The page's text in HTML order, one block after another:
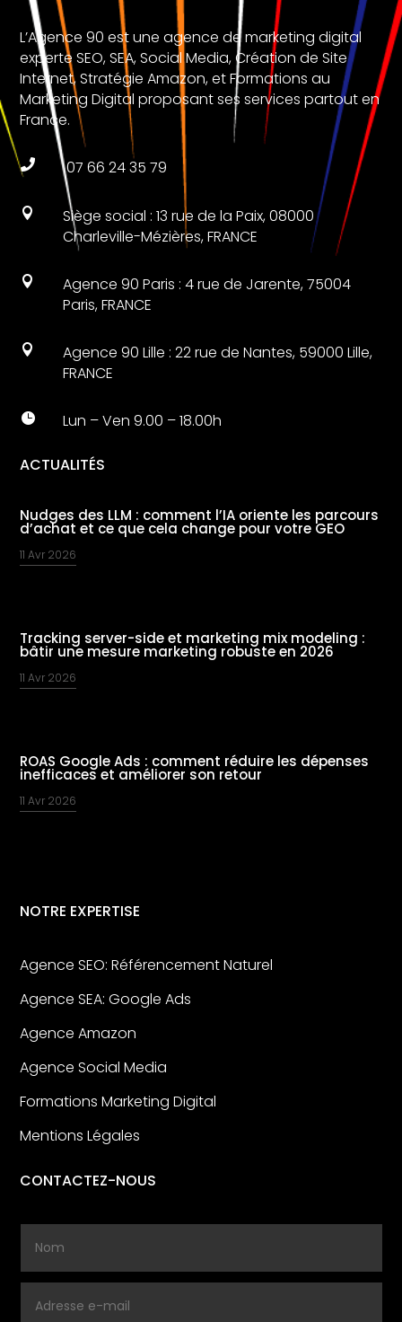
L’Agence 90 est une agence de marketing digital
experte SEO, SEA, Social Media, Création de Site
Internet, Stratégie Amazon, et Formations au
Marketing Digital proposant ses services partout en
France.
 07 66 24 35 79

Siège social : 13 rue de la Paix, 08000
Charleville-Mézières, FRANCE

Agence 90 Paris : 4 rue de Jarente, 75004
Paris, FRANCE

Agence 90 Lille : 22 rue de Nantes, 59000 Lille,
FRANCE
 Lun – Ven 9.00 – 18.00h
ACTUALITÉS
Nudges des LLM : comment l’IA oriente les parcours
d’achat et ce que cela change pour votre GEO
11 Avr 2026
Tracking server-side et marketing mix modeling :
bâtir une mesure marketing robuste en 2026
11 Avr 2026
ROAS Google Ads : comment réduire les dépenses
inefficaces et améliorer son retour
11 Avr 2026
NOTRE EXPERTISE
Agence SEO: Référencement Naturel
Agence SEA: Google Ads
Agence Amazon
Agence Social Media
Formations Marketing Digital
Mentions Légales
CONTACTEZ-NOUS